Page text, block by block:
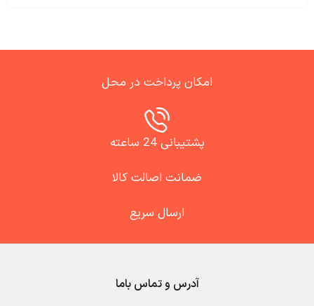
امکان پرداخت در محل
پشتیبانی 24 ساعته
ضمانت اصالت کالا
ارسال سریع
آدرس و تماس باما